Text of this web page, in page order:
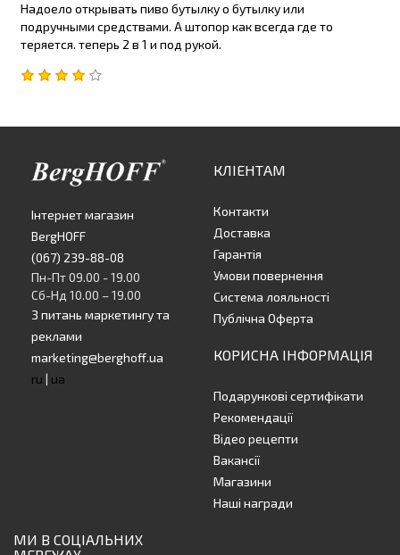
Надоело открывать пиво бутылку о бутылку или
подручными средствами. А штопор как всегда где то
теряется. теперь 2 в 1 и под рукой.
Інтернет магазин
BergHOFF
(067) 239-88-08
Пн-Пт 09.00 - 19.00
Сб-Нд 10.00 – 19.00
З питань маркетингу та
реклами
marketing@berghoff.ua
ru | ua
КЛІЕНТАМ
Контакти
Доставка
Гарантія
Умови повернення
Система лояльності
Публічна Оферта
КОРИСНА ІНФОРМАЦІЯ
Подарункові сертифікати
Рекомендації
Відео рецепти
Вакансії
Магазини
Наші награди
МИ В СОЦІАЛЬНИХ